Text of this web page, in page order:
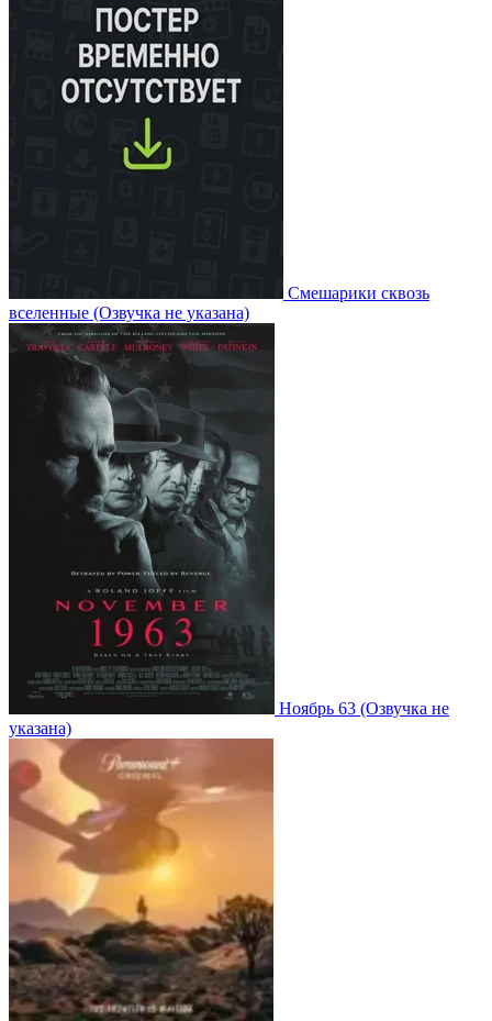
Смешарики сквозь
вселенные (Озвучка не указана)
Ноябрь 63 (Озвучка не
указана)